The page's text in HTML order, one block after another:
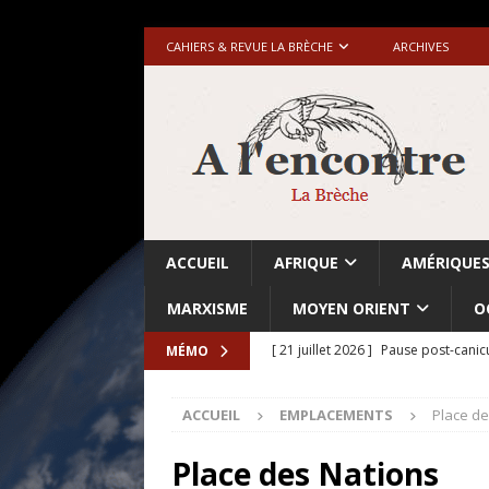
CAHIERS & REVUE LA BRÈCHE ARCHIVES
ACCUEIL AFRIQUE AMÉRIQUES
MARXISME MOYEN ORIENT
MÉMO [ 21 juillet 2026 ] Pause post-
[ 18 juillet 2026 ]
Israël-Palestine.
avant les élections du 27 octobre»
ACCUEIL EMPLACEMENTS Place
Place des Nations